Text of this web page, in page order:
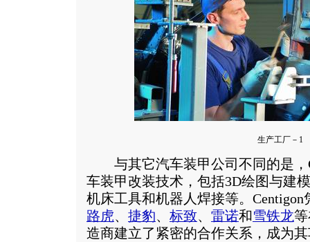
生产工厂－1
与其它汽车装甲公司不同的是，
车装甲改装技术，包括3D绘图与建
机床工具和机器人焊接等。
路虎、 捷豹、 标致、 雷诺和 雪铁龙
造商建立了紧密的合作关系，成为